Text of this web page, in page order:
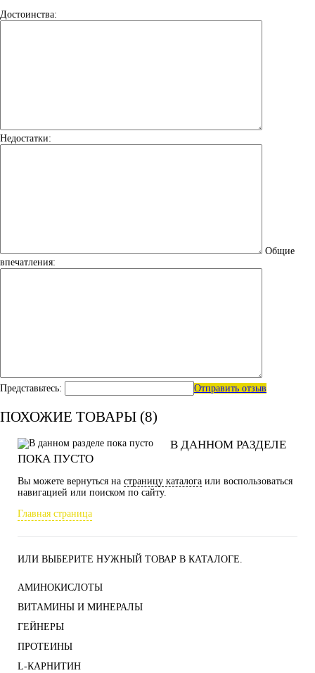
Достоинства:
Недостатки:
Общие
впечатления:
Представьтесь: Отправить отзыв
ПОХОЖИЕ ТОВАРЫ (8)
В ДАННОМ РАЗДЕЛЕ
ПОКА ПУСТО
Вы можете вернуться на страницу каталога или воспользоваться
навигацией или поиском по сайту.
Главная страница
ИЛИ ВЫБЕРИТЕ НУЖНЫЙ ТОВАР В КАТАЛОГЕ.
АМИНОКИСЛОТЫ
ВИТАМИНЫ И МИНЕРАЛЫ
ГЕЙНЕРЫ
ПРОТЕИНЫ
L-КАРНИТИН